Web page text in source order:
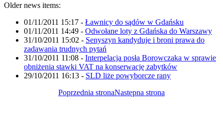
Older news items:
01/11/2011 15:17 - Ławnicy do sądów w Gdańsku
01/11/2011 14:49 - Odwołane loty z Gdańska do Warszawy
31/10/2011 15:02 - Senyszyn kandyduje i broni prawa do
zadawania trudnych pytań
31/10/2011 11:08 - Interpelacja posła Borowczaka w sprawie
obniżenia stawki VAT na konserwację zabytków
29/10/2011 16:13 - SLD liże powyborcze rany
Poprzednia stronaNastępna strona